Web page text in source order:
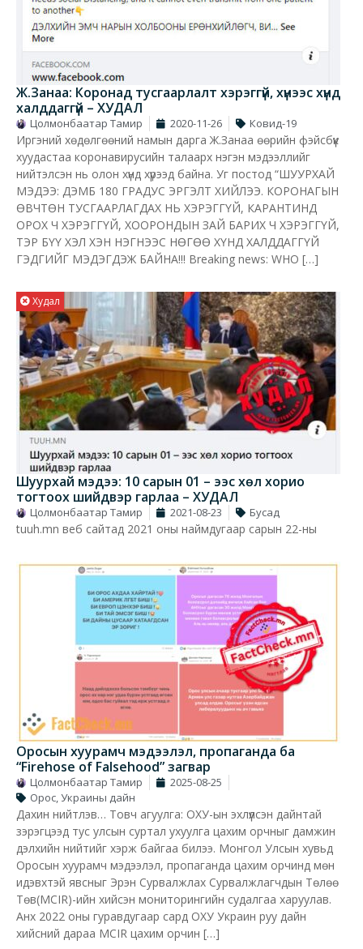
Ж.Занаа: Коронад тусгаарлалт хэрэггүй, хүнээс хүнд
халддаггүй – ХУДАЛ
Цолмонбаатар Тамир 2020-11-26 Ковид-19
Иргэний хөдөлгөөний намын дарга Ж.Занаа өөрийн фэйсбүүк
хуудастаа коронавирусийн талаарх нэгэн мэдээллийг
нийтэлсэн нь олон хүнд хүрээд байна. Уг постод “ШУУРХАЙ
МЭДЭЭ: ДЭМБ 180 ГРАДУС ЭРГЭЛТ ХИЙЛЭЭ. КОРОНАГЫН
ӨВЧТӨН ТУСГААРЛАГДАХ НЬ ХЭРЭГГҮЙ, КАРАНТИНД
ОРОХ Ч ХЭРЭГГҮЙ, ХООРОНДЫН ЗАЙ БАРИХ Ч ХЭРЭГГҮЙ,
ТЭР БҮҮ ХЭЛ ХЭН НЭГНЭЭС НӨГӨӨ ХҮНД ХАЛДДАГГҮЙ
ГЭДГИЙГ МЭДЭГДЭЖ БАЙНА!!! Breaking news: WHO […]
Худал
Шуурхай мэдээ: 10 сарын 01 – ээс хөл хорио
тогтоох шийдвэр гарлаа – ХУДАЛ
Цолмонбаатар Тамир 2021-08-23 Бусад
tuuh.mn веб сайтад 2021 оны наймдугаар сарын 22-ны
Оросын хуурамч мэдээлэл, пропаганда ба
“Firehose of Falsehood” загвар
Цолмонбаатар Тамир
2025-08-25
Орос, Украины дайн
Дахин нийтлэв… Товч агуулга: ОХУ-ын эхлүүлсэн дайнтай
зэрэгцээд тус улсын суртал ухуулга цахим орчныг дамжин
дэлхийн нийтийг хэрж байгаа билээ. Монгол Улсын хувьд
Оросын хуурамч мэдээлэл, пропаганда цахим орчинд мөн
идэвхтэй явсныг Эрэн Сурвалжлах Сурвалжлагчдын Төлөө
Төв(MCIR)-ийн хийсэн мониторингийн судалгаа харуулав.
Анх 2022 оны гуравдугаар сард ОХУ Украин руу дайн
хийсний дараа MCIR цахим орчин […]